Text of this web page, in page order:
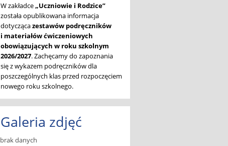
W zakładce„Uczniowie i Rodzice”
została opublikowana informacja
dotyczącazestawów podręczników
i materiałów ćwiczeniowych
obowiązujących w roku szkolnym
2026/2027. Zachęcamy do zapoznania
się z wykazem podręczników dla
poszczególnych klas przed rozpoczęciem
nowego roku szkolnego.
Galeria zdjęć
brak danych